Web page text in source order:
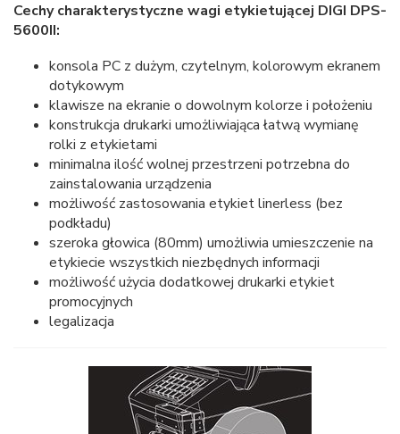
Cechy charakterystyczne wagi etykietującej DIGI DPS-
5600II:
konsola PC z dużym, czytelnym, kolorowym ekranem
dotykowym
klawisze na ekranie o dowolnym kolorze i położeniu
konstrukcja drukarki umożliwiająca łatwą wymianę
rolki z etykietami
minimalna ilość wolnej przestrzeni potrzebna do
zainstalowania urządzenia
możliwość zastosowania etykiet linerless (bez
podkładu)
szeroka głowica (80mm) umożliwia umieszczenie na
etykiecie wszystkich niezbędnych informacji
możliwość użycia dodatkowej drukarki etykiet
promocyjnych
legalizacja